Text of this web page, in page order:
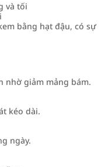
và tối
bằng hạt đậu, có sự
nhờ giảm mảng bám.
kéo dài.
ngày.